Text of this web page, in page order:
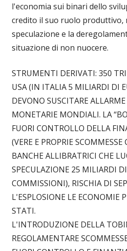
l'economia sui binari dello
credito il suo ruolo produttivo,
speculazione e la
situazione di non nuocere.
STRUMENTI DERIVATI: 350
USA (IN ITALIA 5 MILIARDI DI
DEVONO SUSCITARE
MONETARIE MONDIALI. LA
FUORI CONTROLLO DELLA
(VERE E PROPRIE
BANCHE ALLIBRATRICI CHE
SPECULAZIONE 25 MILIARDI
COMMISSIONI), RISCHIA DI
L'ESPLOSIONE LE ECONOMIE
STATI.
L'INTRODUZIONE DELLA
REGOLAMENTARE